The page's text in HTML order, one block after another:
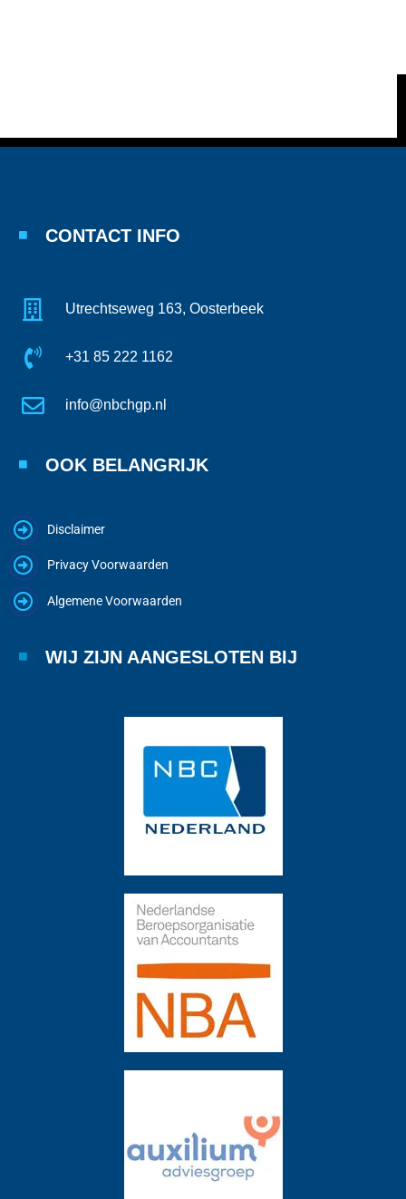
CONTACT INFO
Utrechtseweg 163, Oosterbeek
+31 85 222 1162
info@nbchgp.nl
OOK BELANGRIJK
Disclaimer
Privacy Voorwaarden
Algemene Voorwaarden
WIJ ZIJN AANGESLOTEN BIJ